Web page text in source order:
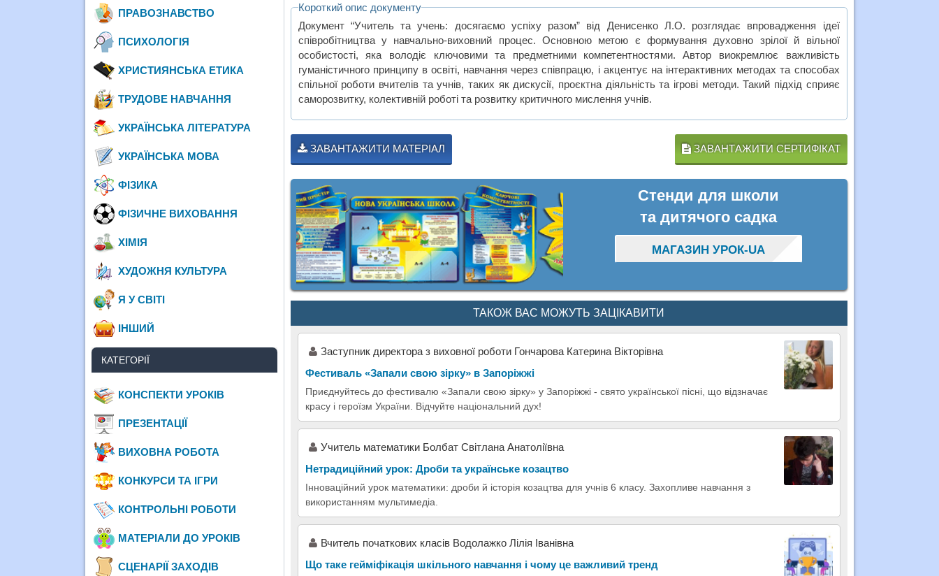
Короткий опис документу
Документ “Учитель та учень: досягаємо успіху разом” від Денисенко Л.О. розглядає впровадження ідеї
співробітництва у навчально-виховний процес. Основною метою є формування духовно зрілої й вільної
особистості, яка володіє ключовими та предметними компетентностями. Автор виокремлює важливість
гуманістичного принципу в освіті, навчання через співпрацю, і акцентує на інтерактивних методах та способах
спільної роботи вчителів та учнів, таких як дискусії, проєктна діяльність та ігрові методи. Такий підхід сприяє
саморозвитку, колективній роботі та розвитку критичного мислення учнів.
ЗАВАНТАЖИТИ МАТЕРІАЛ ЗАВАНТАЖИТИ СЕРТИФІКАТ
Стенди для школи
та дитячого садка
МАГАЗИН УРОК-UA
ТАКОЖ ВАС МОЖУТЬ ЗАЦІКАВИТИ
Заступник директора з виховної роботи Гончарова Катерина Вікторівна
Фестиваль «Запали свою зірку» в Запоріжжі
Приєднуйтесь до фестивалю «Запали свою зірку» у Запоріжжі - свято української пісні, що відзначає
красу і героїзм України. Відчуйте національний дух!
Учитель математики Болбат Світлана Анатоліївна
Нетрадиційний урок: Дроби та українське козацтво
Інноваційний урок математики: дроби й історія козацтва для учнів 6 класу. Захопливе навчання з
використанням мультимедіа.
Вчитель початкових класів Водолажко Лілія Іванівна
Що таке гейміфікація шкільного навчання і чому це важливий тренд
ПРАВОЗНАВСТВО
ПСИХОЛОГІЯ
ХРИСТИЯНСЬКА ЕТИКА
ТРУДОВЕ НАВЧАННЯ
УКРАЇНСЬКА ЛІТЕРАТУРА
УКРАЇНСЬКА МОВА
ФІЗИКА
ФІЗИЧНЕ ВИХОВАННЯ
ХІМІЯ
ХУДОЖНЯ КУЛЬТУРА
Я У СВІТІ
ІНШИЙ
КАТЕГОРІЇ
КОНСПЕКТИ УРОКІВ
ПРЕЗЕНТАЦІЇ
ВИХОВНА РОБОТА
КОНКУРСИ ТА ІГРИ
КОНТРОЛЬНІ РОБОТИ
МАТЕРІАЛИ ДО УРОКІВ
СЦЕНАРІЇ ЗАХОДІВ